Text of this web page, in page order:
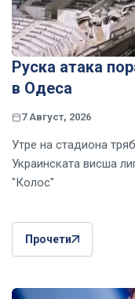
Руска атака
в Одеса
7 Август, 2026
Утре на стадиона
Украинската висша
"Колос"
Прочети